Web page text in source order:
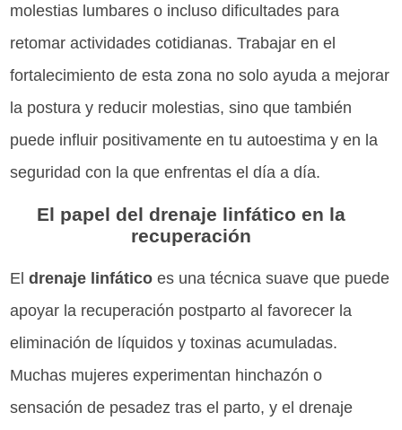
molestias lumbares o incluso dificultades para
retomar actividades cotidianas. Trabajar en el
fortalecimiento de esta zona no solo ayuda a mejorar
la postura y reducir molestias, sino que también
puede influir positivamente en tu autoestima y en la
seguridad con la que enfrentas el día a día.
El papel del drenaje linfático en la
recuperación
Eldrenaje linfático es una técnica suave que puede
apoyar la recuperación postparto al favorecer la
eliminación de líquidos y toxinas acumuladas.
Muchas mujeres experimentan hinchazón o
sensación de pesadez tras el parto, y el drenaje